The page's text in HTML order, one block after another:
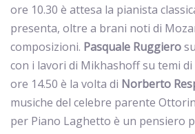
ore 10.30 è attesa la pianista
presenta, oltre a brani noti di
composizioni. Pasquale Ruggiero
con i lavori di Mikhashoff su temi di
ore 14.50 è la volta di Norberto
musiche del celebre parente
per Piano Laghetto è un pensiero